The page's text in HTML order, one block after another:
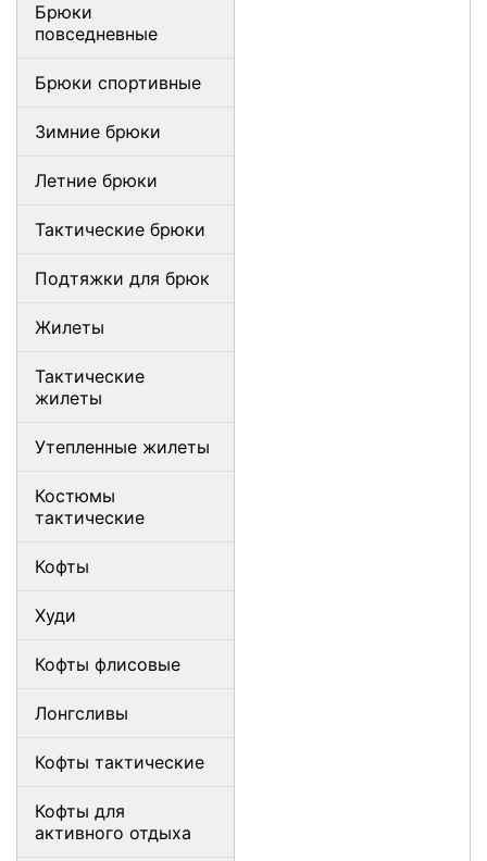
Брюки
повседневные
Брюки спортивные
Зимние брюки
Летние брюки
Тактические брюки
Подтяжки для брюк
Жилеты
Тактические
жилеты
Утепленные жилеты
Костюмы
тактические
Кофты
Худи
Кофты флисовые
Лонгсливы
Кофты тактические
Кофты для
активного отдыха